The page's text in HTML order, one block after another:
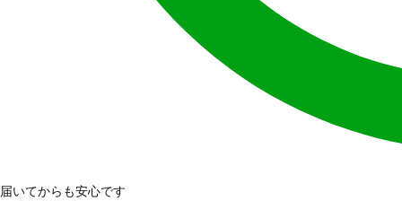
届いてからも安心です